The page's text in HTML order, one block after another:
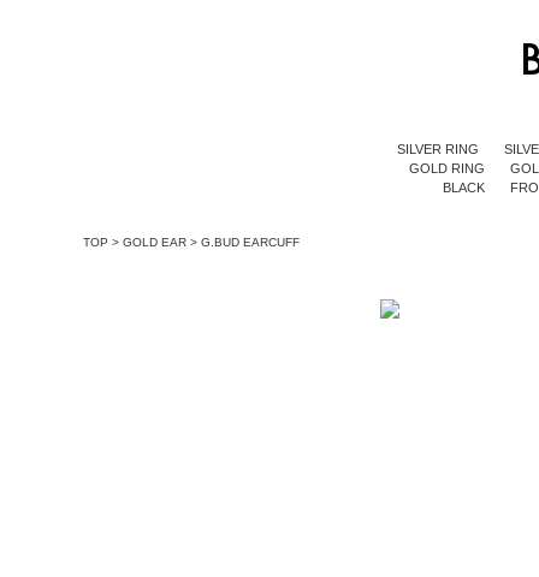
SILVER RING
GOLD RING
BLACK
TOP > GOLD EAR > G.BUD EARCUFF